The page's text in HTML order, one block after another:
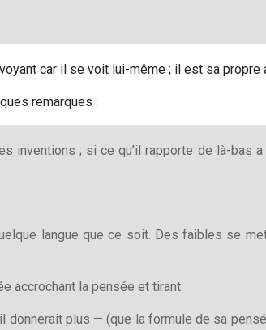
car il se voit lui-même ; il est sa propre
remarques :
inventions ; si ce qu’il rapporte de là-bas
langue que ce soit. Des faibles se
accrochant la pensée et tirant.
donnerait plus — (que la formule de sa